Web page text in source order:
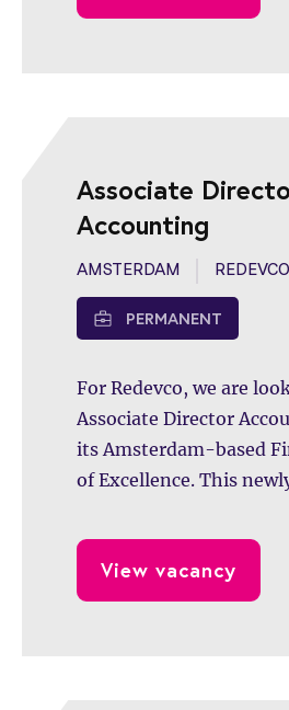
en concrete acties? Als
Advisory bij Bergman
nieuwe rol bij te dragen
professionalisering van
Clinics!
Associate
Accounting
AMSTERDAM REDEVCO
PERMANENT
For Redevco, we are
Associate Director
its Amsterdam-based
of Excellence. This
opportunity to lead an
team, shape the future
accounting function
View vacancy